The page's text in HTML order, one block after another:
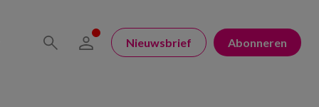
Nieuwsbrief Abonneren